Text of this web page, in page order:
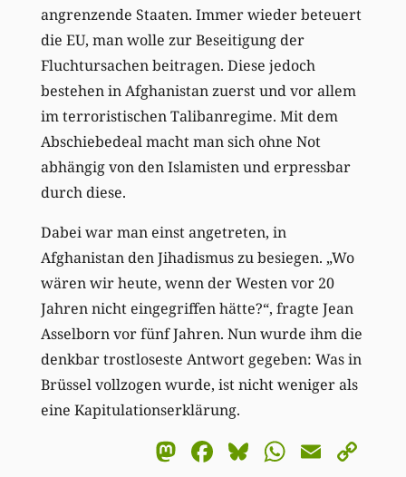
angrenzende Staaten. Immer wieder beteuert
die EU, man wolle zur Beseitigung der
Fluchtursachen beitragen. Diese jedoch
bestehen in Afghanistan zuerst und vor allem
im terroristischen Talibanregime. Mit dem
Abschiebedeal macht man sich ohne Not
abhängig von den Islamisten und erpressbar
durch diese.
Dabei war man einst angetreten, in
Afghanistan den Jihadismus zu besiegen. „Wo
wären wir heute, wenn der Westen vor 20
Jahren nicht eingegriffen hätte?“, fragte Jean
Asselborn vor fünf Jahren. Nun wurde ihm die
denkbar trostloseste Antwort gegeben: Was in
Brüssel vollzogen wurde, ist nicht weniger als
eine Kapitulationserklärung.
Mastodon
Facebook
BlueskyEmail